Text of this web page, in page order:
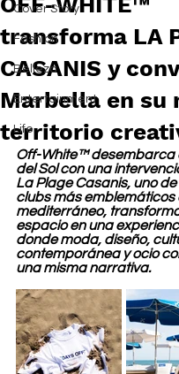
Cover Story
Fashion
Belleza
Entertainment
Life
transforma LA
CASANIS y
Marbella en su
territorio
Off-White™ desembarca
del Sol con una
La Plage Casanis, uno
clubs más emblemáticos
mediterráneo,
espacio en una
donde moda, diseño,
contemporánea y ocio
una misma narrativa.